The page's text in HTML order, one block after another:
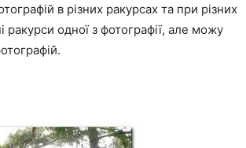
в різних ракурсах та при різних
ракурси одної з фотографії, але можу